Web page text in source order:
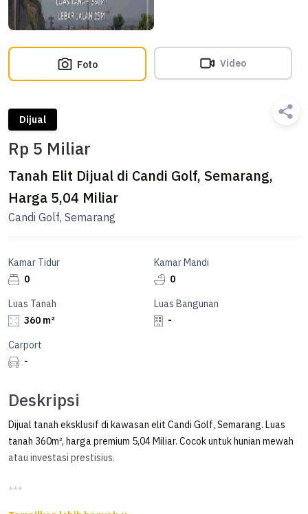
Foto Video
Dijual
Rp 5 Miliar
Tanah Elit Dijual di Candi Golf, Semarang,
Harga 5,04 Miliar
Candi Golf, Semarang
Kamar Tidur
0
Kamar Mandi
0
Luas Tanah
360 m²
Luas Bangunan
-
Carport
-
Deskripsi
Dijual tanah eksklusif di kawasan elit Candi Golf, Semarang. Luas
tanah 360m², harga premium 5,04 Miliar. Cocok untuk hunian mewah
atau investasi prestisius.
***